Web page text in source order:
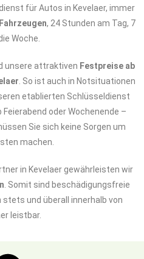
für Autos in Kevelaer, immer
, 24 Stunden am Tag, 7
Woche.
unsere attraktiven Festpreise ab
. So ist auch in Notsituationen
etablierten Schlüsseldienst
oder Wochenende –
Sie sich keine Sorgen um
machen.
in Kevelaer gewährleisten wir
. Somit sind beschädigungsfreie
stets und überall innerhalb von
leistbar.